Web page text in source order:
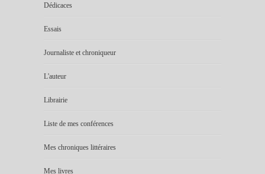
Dédicaces
Essais
Journaliste et chroniqueur
L'auteur
Librairie
Liste de mes conférences
Mes chroniques littéraires
Mes livres